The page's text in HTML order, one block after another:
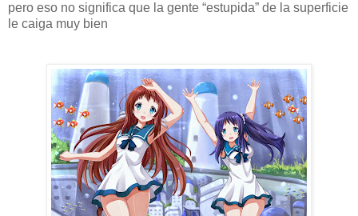
pero eso no significa que la gente “estupida” de la superficie
le caiga muy bien